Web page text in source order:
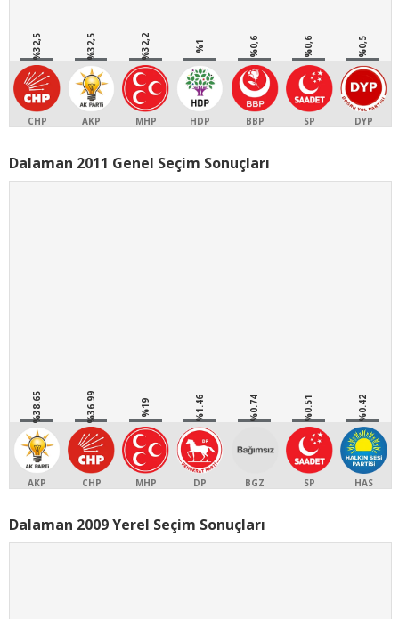
%32,5
CHP
%32,5
AKP
%32,2
MHP
%1
HDP
%0,6
BBP
%0,6
SP
%0,5
DYP
Dalaman 2011 Genel Seçim Sonuçları
%38.65
AKP
%36.99
CHP
%19
MHP
%1.46
DP
%0.74
BGZ
%0.51
SP
%0.42
HAS
Dalaman 2009 Yerel Seçim Sonuçları